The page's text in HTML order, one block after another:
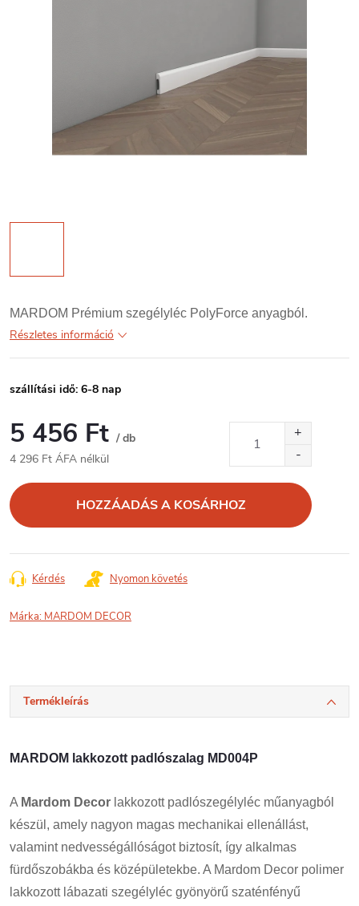
MARDOM Prémium szegélyléc PolyForce anyagból.
Részletes információ
szállítási idő: 6-8 nap
5 456 Ft / db
4 296 Ft ÁFA nélkül
HOZZÁADÁS A KOSÁRHOZ
Kérdés Nyomon követés
Márka: MARDOM DECOR
Termékleírás
MARDOM lakkozott padlószalag MD004P
A Mardom Decor lakkozott padlószegélyléc műanyagból
készül, amely nagyon magas mechanikai ellenállást,
valamint nedvességállóságot biztosít, így alkalmas
fürdőszobákba és középületekbe. A Mardom Decor polimer
lakkozott lábazati szegélyléc gyönyörű szaténfényű